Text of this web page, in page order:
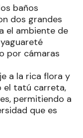
baños
dos grandes
el ambiente de
por cámaras
a la rica flora y
el tatú carreta,
permitiendo a
que es